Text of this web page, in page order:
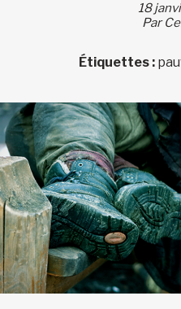
18
Par
Étiquettes :